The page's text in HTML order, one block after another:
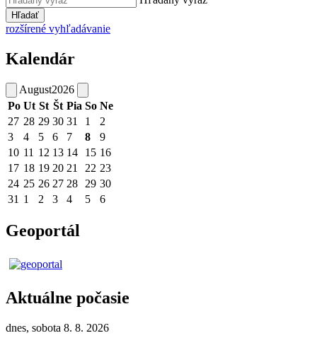
Hľadať
rozšírené vyhľadávanie
Kalendár
August2026
Po Ut St Št Pia So Ne
27 28 29 30 31 1
2
3
4 5 6 7 8
9
10 11 12 13 14 15 16
17 18 19 20 21 22 23
24 25 26 27 28 29 30
31 1 2 3 4 5 6
Geoportál
Aktuálne počasie
dnes, sobota 8. 8. 2026